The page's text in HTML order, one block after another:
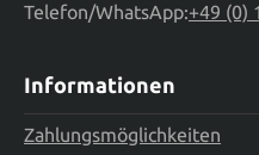
Telefon/WhatsApp:+49 (0)
Informationen
Zahlungsmöglichkeiten